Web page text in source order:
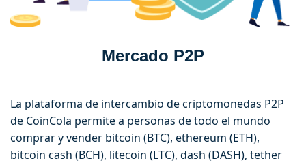
Mercado P2P
La plataforma de intercambio de criptomonedas P2P
de CoinCola permite a personas de todo el mundo
comprar y vender bitcoin (BTC), ethereum (ETH),
bitcoin cash (BCH), litecoin (LTC), dash (DASH), tether